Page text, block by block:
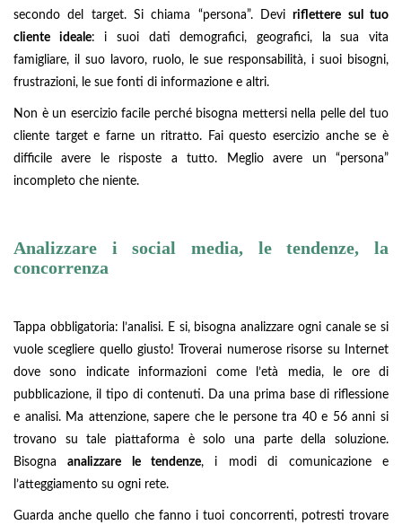
secondo del target. Si chiama “persona”. Deviriflettere sul tuo
cliente ideale: i suoi dati demografici, geografici, la sua vita
famigliare, il suo lavoro, ruolo, le sue responsabilità, i suoi bisogni,
frustrazioni, le sue fonti di informazione e altri.
Non è un esercizio facile perché bisogna mettersi nella pelle del tuo
cliente target e farne un ritratto. Fai questo esercizio anche se è
difficile avere le risposte a tutto. Meglio avere un “persona”
incompleto che niente.
Analizzare i social media, le tendenze, la
concorrenza
Tappa obbligatoria: l’analisi. E si, bisogna analizzare ogni canale se si
vuole scegliere quello giusto! Troverai numerose risorse su Internet
dove sono indicate informazioni come l’età media, le ore di
pubblicazione, il tipo di contenuti. Da una prima base di riflessione
e analisi. Ma attenzione, sapere che le persone tra 40 e 56 anni si
trovano su tale piattaforma è solo una parte della soluzione.
Bisognaanalizzare le tendenze, i modi di comunicazione e
l’atteggiamento su ogni rete.
Guarda anche quello che fanno i tuoi concorrenti, potresti trovare